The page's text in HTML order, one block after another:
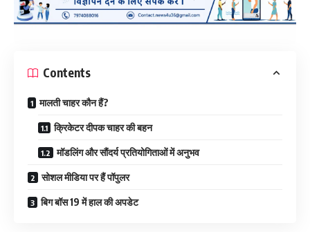
Contents
मालती चाहर कौन हैं?
क्रिकेटर दीपक चाहर की बहन
मॉडलिंग और सौंदर्य प्रतियोगिताओं में अनुभव
सोशल मीडिया पर हैं पॉपुलर
बिग बॉस 19 में हाल की अपडेट